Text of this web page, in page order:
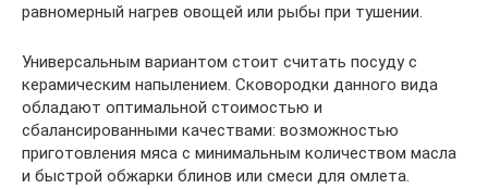
равномерный нагрев овощей или рыбы при тушении.
Универсальным вариантом стоит считать посуду с
керамическим напылением. Сковородки данного вида
обладают оптимальной стоимостью и
сбалансированными качествами: возможностью
приготовления мяса с минимальным количеством масла
и быстрой обжарки блинов или смеси для омлета.